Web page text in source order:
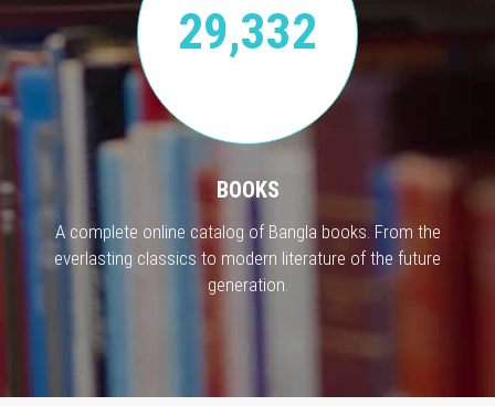
29,332
BOOKS
A complete online catalog of Bangla books. From the
everlasting classics to modern literature of the future
generation.